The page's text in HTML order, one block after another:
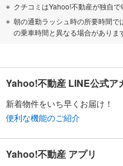
クチコミはYahoo!不動産が独自で
朝の通勤ラッシュ時の所要時間
の乗車時間と異なる場合がありま
Yahoo!不動産 LINE公式ア
新着物件をいち早くお届け！
便利な機能のご紹介
Yahoo!不動産 アプリ